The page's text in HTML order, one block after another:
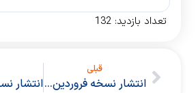
تعداد بازدید: 132
قبلی
انتشار نسخه فروردین 1405 نرم افزار OKRcoach